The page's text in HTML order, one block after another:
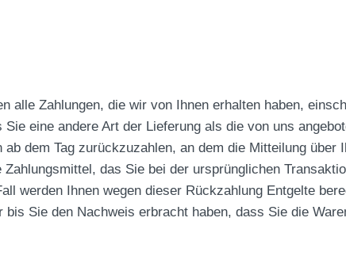
alle Zahlungen, die wir von Ihnen erhalten haben,
eine andere Art der Lieferung als die von uns
dem Tag zurückzuzahlen, an dem die Mitteilung
das Sie bei der ursprünglichen
werden Ihnen wegen dieser Rückzahlung Entgelte
Sie den Nachweis erbracht haben, dass Sie die